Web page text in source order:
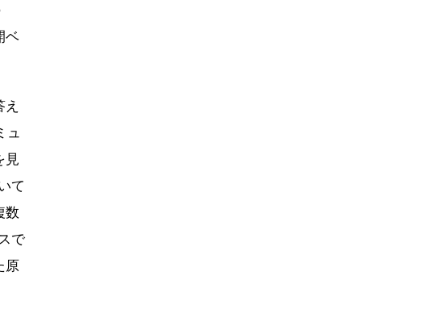
ベ
ュ
見
て
数
で
原